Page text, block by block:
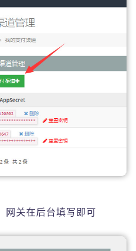
网关在后台填写即可